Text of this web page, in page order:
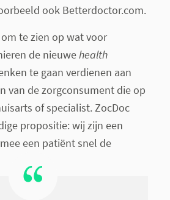
ook Betterdoctor.com.
te zien op wat voor
de nieuwehealth
te gaan verdienen aan
van de zorgconsument die op
of specialist. ZocDoc
propositie: wij zijn een
een patiënt snel de